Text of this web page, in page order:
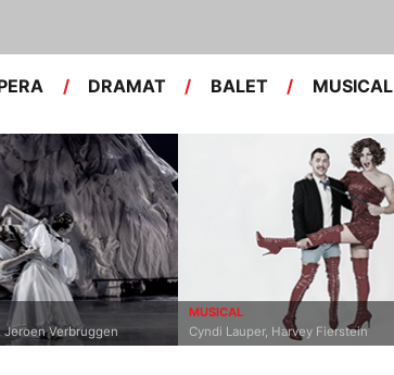
/ DRAMAT / BALET / MUSICAL
MUSICAL
Cyndi Lauper, Harvey Fierstein